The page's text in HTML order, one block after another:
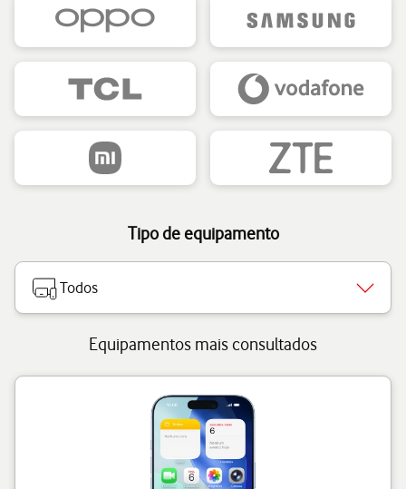
Tipo de equipamento
Todos
Equipamentos mais consultados